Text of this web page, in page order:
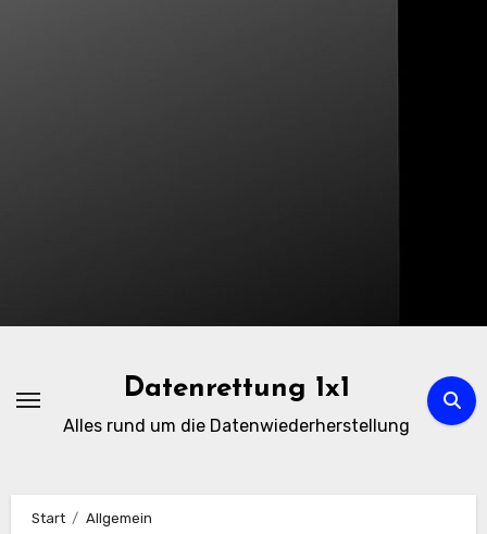
Datenrettung 1x1
Alles rund um die Datenwiederherstellung
Start
Allgemein